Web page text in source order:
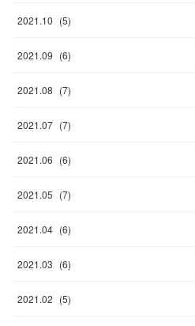
2021.10 (5)
2021.09 (6)
2021.08 (7)
2021.07 (7)
2021.06 (6)
2021.05 (7)
2021.04 (6)
2021.03 (6)
2021.02 (5)